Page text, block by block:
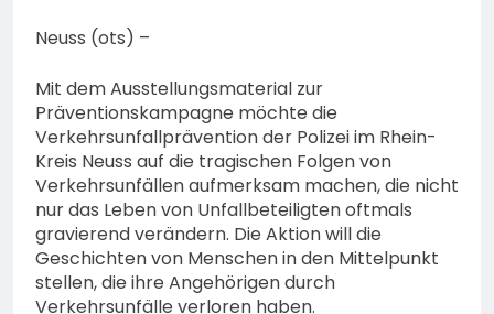
Neuss (ots) –
Mit dem Ausstellungsmaterial zur
Präventionskampagne möchte die
Verkehrsunfallprävention der Polizei im Rhein-
Kreis Neuss auf die tragischen Folgen von
Verkehrsunfällen aufmerksam machen, die nicht
nur das Leben von Unfallbeteiligten oftmals
gravierend verändern. Die Aktion will die
Geschichten von Menschen in den Mittelpunkt
stellen, die ihre Angehörigen durch
Verkehrsunfälle verloren haben.